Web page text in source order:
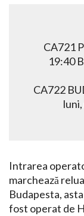
CA721
19:40
CA722
Intrarea
marchează
Budapesta,
fost operat de